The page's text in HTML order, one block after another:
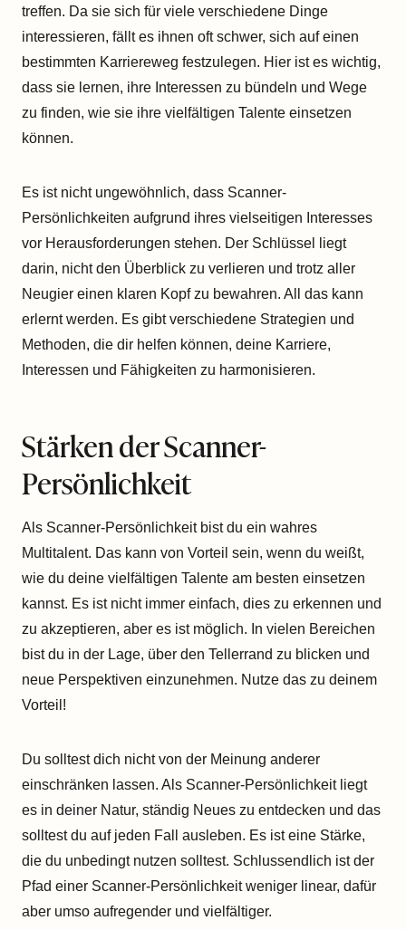
treffen. Da sie sich für viele verschiedene Dinge
interessieren, fällt es ihnen oft schwer, sich auf einen
bestimmten Karriereweg festzulegen. Hier ist es wichtig,
dass sie lernen, ihre Interessen zu bündeln und Wege
zu finden, wie sie ihre vielfältigen Talente einsetzen
können.
Es ist nicht ungewöhnlich, dass Scanner-
Persönlichkeiten aufgrund ihres vielseitigen Interesses
vor Herausforderungen stehen. Der Schlüssel liegt
darin, nicht den Überblick zu verlieren und trotz aller
Neugier einen klaren Kopf zu bewahren. All das kann
erlernt werden. Es gibt verschiedene Strategien und
Methoden, die dir helfen können, deine Karriere,
Interessen und Fähigkeiten zu harmonisieren.
Stärken der Scanner-
Persönlichkeit
Als Scanner-Persönlichkeit bist du ein wahres
Multitalent. Das kann von Vorteil sein, wenn du weißt,
wie du deine vielfältigen Talente am besten einsetzen
kannst. Es ist nicht immer einfach, dies zu erkennen und
zu akzeptieren, aber es ist möglich. In vielen Bereichen
bist du in der Lage, über den Tellerrand zu blicken und
neue Perspektiven einzunehmen. Nutze das zu deinem
Vorteil!
Du solltest dich nicht von der Meinung anderer
einschränken lassen. Als Scanner-Persönlichkeit liegt
es in deiner Natur, ständig Neues zu entdecken und das
solltest du auf jeden Fall ausleben. Es ist eine Stärke,
die du unbedingt nutzen solltest. Schlussendlich ist der
Pfad einer Scanner-Persönlichkeit weniger linear, dafür
aber umso aufregender und vielfältiger.